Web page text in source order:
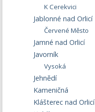
K Cerekvici
Jablonné nad Orlicí
Červené Město
Jamné nad Orlicí
Javorník
Vysoká
Jehnědí
Kameničná
Klášterec nad Orlicí